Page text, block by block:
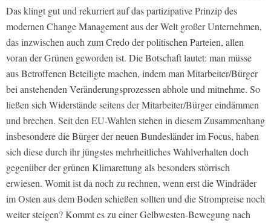
Das klingt gut und rekurriert auf das partizipative Prinzip des
modernen Change Management aus der Welt großer Unternehmen,
das inzwischen auch zum Credo der politischen Parteien, allen
voran der Grünen geworden ist. Die Botschaft lautet: man müsse
aus Betroffenen Beteiligte machen, indem man Mitarbeiter/Bürger
bei anstehenden Veränderungsprozessen abhole und mitnehme. So
ließen sich Widerstände seitens der Mitarbeiter/Bürger eindämmen
und brechen. Seit den EU-Wahlen stehen in diesem Zusammenhang
insbesondere die Bürger der neuen Bundesländer im Focus, haben
sich diese durch ihr jüngstes mehrheitliches Wahlverhalten doch
gegenüber der grünen Klimarettung als besonders störrisch
erwiesen. Womit ist da noch zu rechnen, wenn erst die Windräder
im Osten aus dem Boden schießen sollten und die Strompreise noch
weiter steigen? Kommt es zu einer Gelbwesten-Bewegung nach